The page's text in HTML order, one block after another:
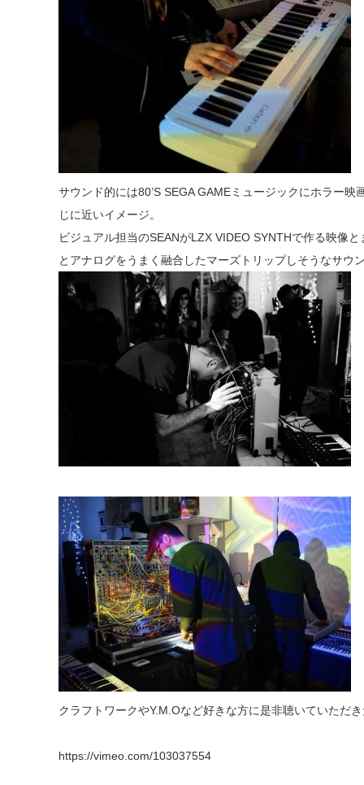
サウンド的には80’S SEGA GAMEミュージックにホラー
じに近いイメージ。
ビジュアル担当のSEANがLZX VIDEO SYNTHで作る映像
とアナログをうまく融合したマーズトリップしそうなサ
クラフトワークやY.M.Oなど好きな方に是非聴いていただ
https://vimeo.com/103037554